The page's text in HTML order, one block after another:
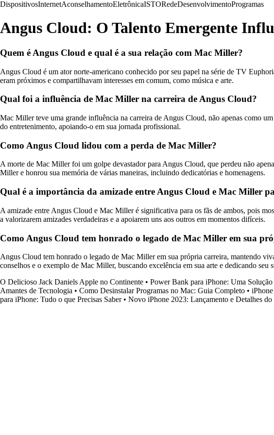
DispositivosInternetAconselhamentoEletrônicaISTORedeDesenvolvimentoProgramas
Angus Cloud: O Talento Emergente
Quem é Angus Cloud e qual é a sua relação com Mac Miller?
Angus Cloud é um ator norte-americano conhecido por seu papel na série de TV
eram próximos e compartilhavam interesses em comum, como música e arte.
Qual foi a influência de Mac Miller na carreira de Angus Cloud?
Mac Miller teve uma grande influência na carreira de Angus Cloud, não apenas como
do entretenimento, apoiando-o em sua jornada profissional.
Como Angus Cloud lidou com a perda de Mac Miller?
A morte de Mac Miller foi um golpe devastador para Angus Cloud, que perdeu não
Miller e honrou sua memória de várias maneiras, incluindo dedicatórias e homenagens.
Qual é a importância da amizade entre Angus Cloud e Mac Miller
A amizade entre Angus Cloud e Mac Miller é significativa para os fãs de ambos, pois
a valorizarem amizades verdadeiras e a apoiarem uns aos outros em momentos difíceis.
Como Angus Cloud tem honrado o legado de Mac Miller em sua
Angus Cloud tem honrado o legado de Mac Miller em sua própria carreira, mantendo
conselhos e o exemplo de Mac Miller, buscando excelência em sua arte e dedicando seu
O Delicioso Jack Daniels Apple no Continente • Power Bank para iPhone: Uma
Amantes de Tecnologia • Como Desinstalar Programas no Mac: Guia Completo •
para iPhone: Tudo o que Precisas Saber• Novo iPhone 2023: Lançamento e Detalhes do